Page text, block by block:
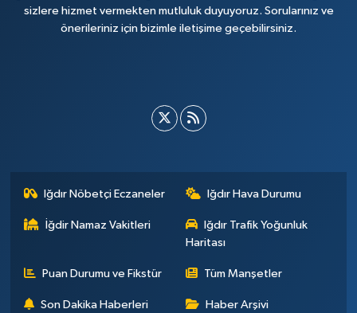
sizlere hizmet vermekten mutluluk duyuyoruz. Sorularınız ve
önerileriniz için bizimle iletişime geçebilirsiniz.
Iğdır Nöbetçi Eczaneler Iğdır Hava Durumu
İğdir Namaz Vakitleri
Iğdır Trafik Yoğunluk
Haritası
Puan Durumu ve Fikstür Tüm Manşetler
Son Dakika Haberleri Haber Arşivi